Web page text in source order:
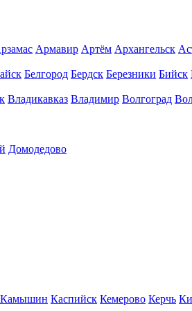
Армавир Артём Архангельск
Белгород Бердск Березники Бийск
Владикавказ Владимир Волгоград
Домодедово
Камышин Каспийск Кемерово Керчь